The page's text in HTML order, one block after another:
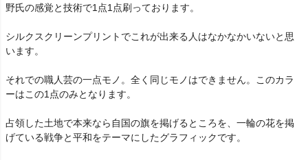
野氏の感覚と技術で1点1点刷っております。
シルクスクリーンプリントでこれが出来る人はなかなかいないと思
います。
それでの職人芸の一点モノ。全く同じモノはできません。このカラ
ーはこの1点のみとなります。
占領した土地で本来なら自国の旗を掲げるところを、一輪の花を掲
げている戦争と平和をテーマにしたグラフィックです。